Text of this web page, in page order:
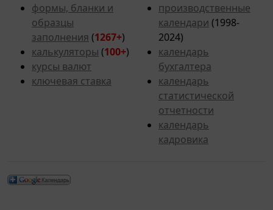
формы, бланки и
образцы
заполнения (1267+)
калькуляторы (100+)
курсы валют
ключевая ставка
производственные
календари (1998-
2024)
календарь
бухгалтера
календарь
статистической
отчетности
календарь
кадровика